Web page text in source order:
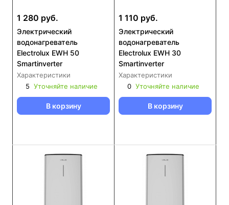
1 280 руб.
Электрический
водонагреватель
Electrolux EWH 50
Smartinverter
Характеристики
5 Уточняйте наличие
В корзину
1 110 руб.
Электрический
водонагреватель
Electrolux EWH 30
Smartinverter
Характеристики
0 Уточняйте наличие
В корзину